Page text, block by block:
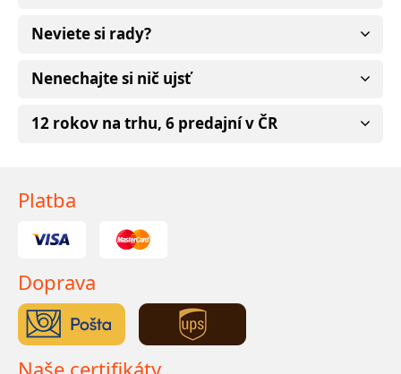
Neviete si rady?
Nenechajte si nič ujsť
12 rokov na trhu, 6 predajní v ČR
Platba
Doprava
Naše certifikáty